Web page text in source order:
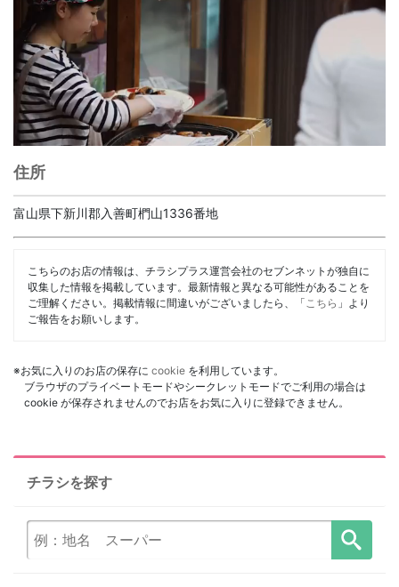
住所
富山県下新川郡入善町椚山1336番地
こちらのお店の情報は、チラシプラス運営会社のセブンネットが独自に
収集した情報を掲載しています。最新情報と異なる可能性があることを
ご理解ください。掲載情報に間違いがございましたら、「 こちら 」より
ご報告をお願いします。
※お気に入りのお店の保存に cookie を利用しています。
ブラウザのプライベートモードやシークレットモードでご利用の場合は
cookie が保存されませんのでお店をお気に入りに登録できません。
チラシを探す